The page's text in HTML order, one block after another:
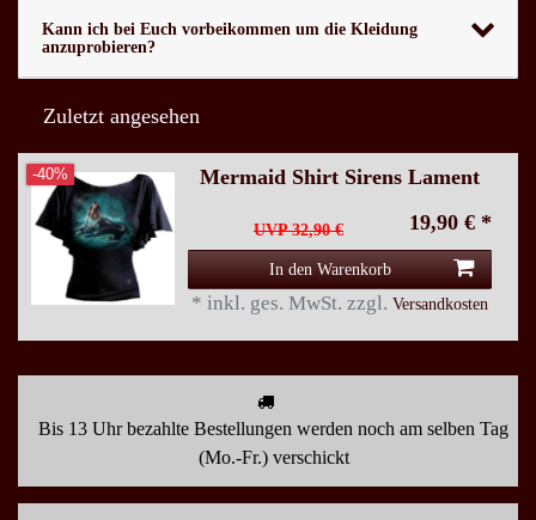
Kann ich bei Euch vorbeikommen um die Kleidung
anzuprobieren?
Zuletzt angesehen
-40% Mermaid Shirt Sirens Lament
UVP 32,90 € 19,90 € *
In den Warenkorb
* inkl. ges. MwSt. zzgl. Versandkosten
Bis 13 Uhr bezahlte Bestellungen werden noch am selben Tag
(Mo.-Fr.) verschickt